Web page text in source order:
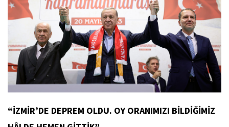
“İZMİR’DE DEPREM OLDU. OY ORANIMIZI BİLDİĞİMİZ